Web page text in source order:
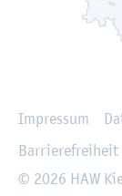
Im­pres­sum
Bar­rie­re­frei­heit
© 2026 HAW